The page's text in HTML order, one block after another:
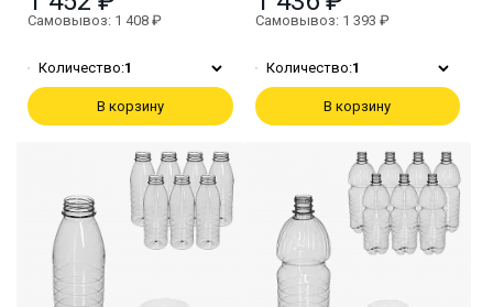
Самовывоз: 1 408 ₽
Количество:1
В корзину
Самовывоз: 1 393 ₽
Количество:1
В корзину